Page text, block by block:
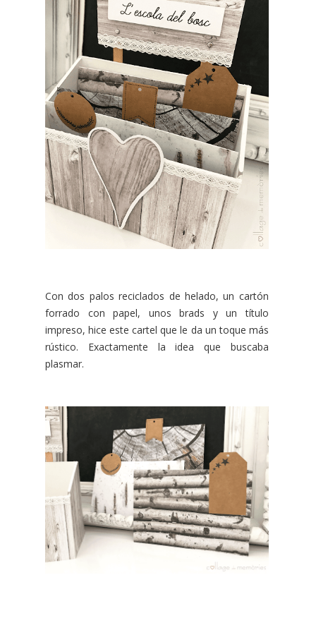
Con dos palos reciclados de helado, un cartón
forrado con papel, unos brads y un título
impreso, hice este cartel que le da un toque más
rústico. Exactamente la idea que buscaba
plasmar.